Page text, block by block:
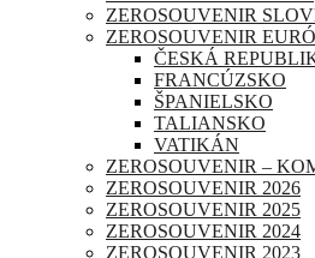
ZEROSOUVENIR
ZEROSOUVENIR
ČESKÁ
FRANCÚZSKO
ŠPANIELSKO
TALIANSKO
VATIKÁN
ZEROSOUVENIR –
ZEROSOUVENIR 2026
ZEROSOUVENIR 2025
ZEROSOUVENIR 2024
ZEROSOUVENIR 2023